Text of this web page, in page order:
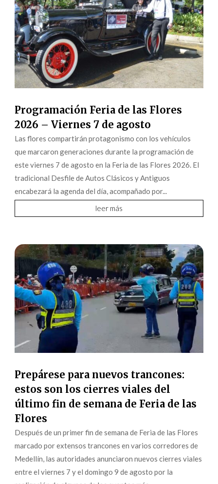
Programación Feria de las Flores
2026 – Viernes 7 de agosto
Las flores compartirán protagonismo con los vehículos
que marcaron generaciones durante la programación de
este viernes 7 de agosto en la Feria de las Flores 2026. El
tradicional Desfile de Autos Clásicos y Antiguos
encabezará la agenda del día, acompañado por...
leer más
Prepárese para nuevos trancones:
estos son los cierres viales del
último fin de semana de Feria de las
Flores
Después de un primer fin de semana de Feria de las Flores
marcado por extensos trancones en varios corredores de
Medellín, las autoridades anunciaron nuevos cierres viales
entre el viernes 7 y el domingo 9 de agosto por la